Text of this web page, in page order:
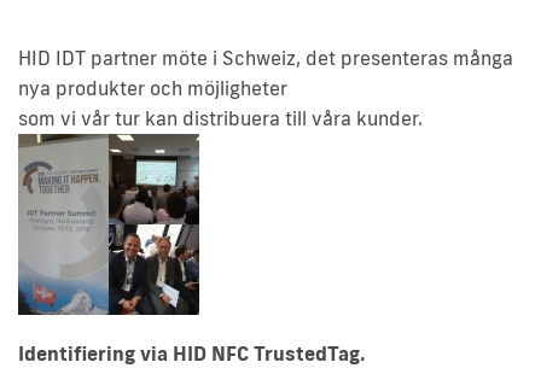
HID IDT partner möte i Schweiz, det presenteras många
nya produkter och möjligheter
som vi vår tur kan distribuera till våra kunder.
Identifiering via HID NFC TrustedTag.